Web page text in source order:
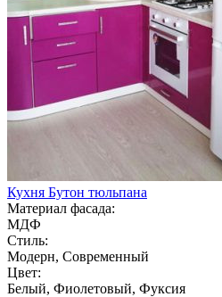
Кухня Бутон тюльпана
Материал фасада:
МДФ
Стиль:
Модерн, Современный
Цвет:
Белый, Фиолетовый, Фуксия